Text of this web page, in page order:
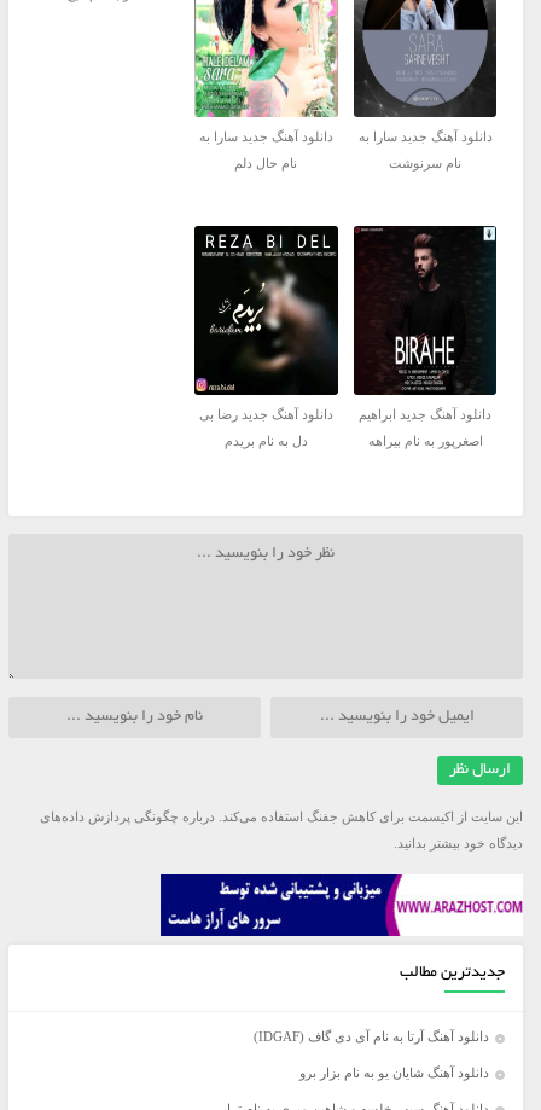
دانلود آهنگ جدید سارا به
نام سرنوشت
دانلود آهنگ جدید سارا به
نام حال دلم
دانلود آهنگ جدید ابراهیم
اصغرپور به نام بیراهه
دانلود آهنگ جدید رضا بی
دل به نام بریدم
این سایت از اکیسمت برای کاهش جفنگ استفاده می‌کند. درباره چگونگی پردازش داده‌های
دیدگاه خود بیشتر بدانید.
جدیدترین مطالب
دانلود آهنگ آرتا به نام آی دی گاف (IDGAF)
دانلود آهنگ شایان یو به نام بزار برو